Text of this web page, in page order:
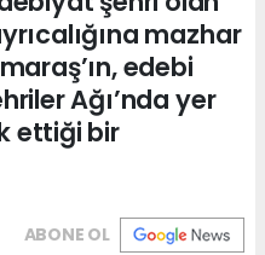
mazhar
edebi
Ağı’nda yer
ettiği bir
ABONE OL